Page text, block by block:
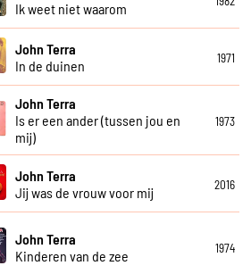
Ik weet niet waarom
John Terra
In de duinen
1971
John Terra
Is er een ander (tussen jou en
mij)
1973
John Terra
Jij was de vrouw voor mij
2016
John Terra
Kinderen van de zee
1974